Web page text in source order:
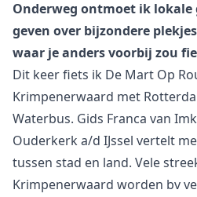
Onderweg ontmoet ik lokale
geven over bijzondere
waar je anders voorbij zou
Dit keer fiets ik De Mart Op
Krimpenerwaard met
Waterbus. Gids Franca van
Ouderkerk a/d IJssel vertelt
tussen stad en land. Vele
Krimpenerwaard worden bv